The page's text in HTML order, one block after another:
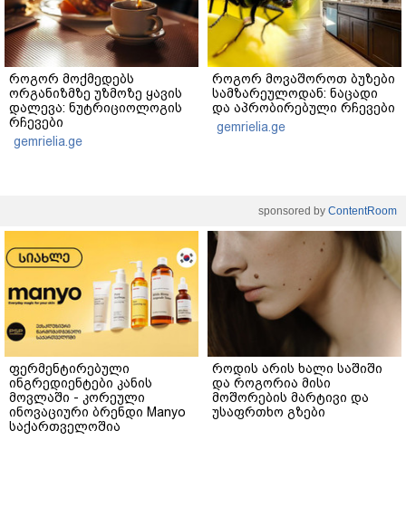
როგორ მოქმედებს
ორგანიზმზე უზმოზე ყავის
დალევა: ნუტრიციოლოგის
რჩევები
gemrielia.ge
როგორ მოვაშოროთ ბუზები
სამზარეულოდან: ნაცადი
და აპრობირებული რჩევები
gemrielia.ge
sponsored by ContentRoom
ფერმენტირებული
ინგრედიენტები კანის
მოვლაში - კორეული
ინოვაციური ბრენდი Manyo
საქართველოშია
როდის არის ხალი საშიში
და როგორია მისი
მოშორების მარტივი და
უსაფრთხო გზები